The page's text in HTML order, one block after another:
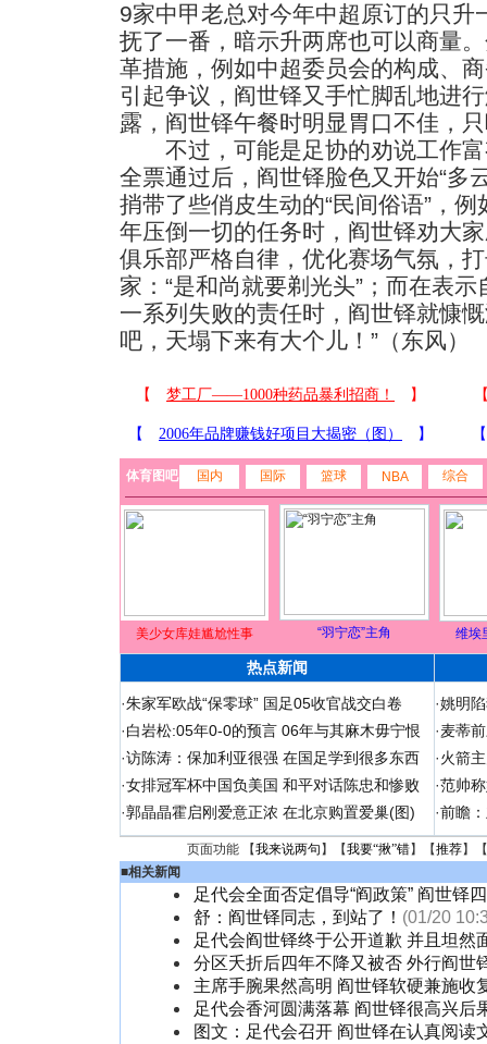
9家中甲老总对今年中超原订的只升
抚了一番，暗示升两席也可以商量
革措施，例如中超委员会的构成、
引起争议，阎世铎又手忙脚乱地进
露，阎世铎午餐时明显胃口不佳，
不过，可能是足协的劝说工作富
全票通过后，阎世铎脸色又开始“多
捎带了些俏皮生动的“民间俗语”，
年压倒一切的任务时，阎世铎劝大
俱乐部严格自律，优化赛场气氛，
家：“是和尚就要剃光头”；而在表
一系列失败的责任时，阎世铎就慷
吧，天塌下来有大个儿！”（东风）
体育图吧 国内 国际 篮球 NBA 综合
美少女库娃尴尬性事 “羽宁恋”主角 维埃
热点新闻
·朱家军欧战“保零球” 国足05收官战交白卷
·白岩松:05年0-0的预言 06年与其麻木毋宁恨
·访陈涛：保加利亚很强 在国足学到很多东西
·女排冠军杯中国负美国 和平对话陈忠和惨败
·郭晶晶霍启刚爱意正浓 在北京购置爱巢(图)
·姚明
·麦蒂
·火箭
·范帅
·前瞻
页面功能 【我来说两句 】【我要“揪”错】【推荐】
■相关新闻
足代会全面否定倡导“阎政策” 阎世铎
舒：阎世铎同志，到站了！ (01/20
足代会阎世铎终于公开道歉 并且坦然
分区夭折后四年不降又被否 外行阎世
主席手腕果然高明 阎世铎软硬兼施收
足代会香河圆满落幕 阎世铎很高兴后
图文：足代会召开 阎世铎在认真阅读